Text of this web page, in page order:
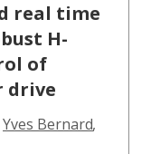
real time
H-
of
drive
Yves Bernard,